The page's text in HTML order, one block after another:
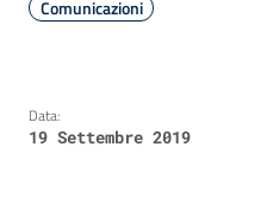
Comunicazioni
Data:
19 Settembre 2019